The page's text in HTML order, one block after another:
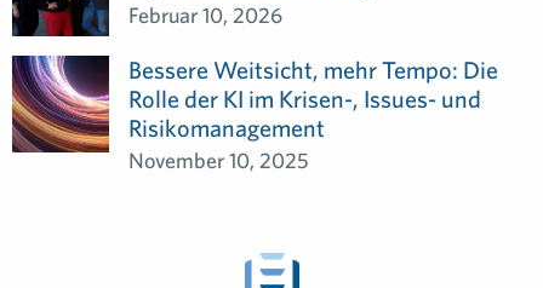
Februar 10, 2026
Bessere Weitsicht, mehr Tempo: Die
Rolle der KI im Krisen-, Issues- und
Risikomanagement
November 10, 2025